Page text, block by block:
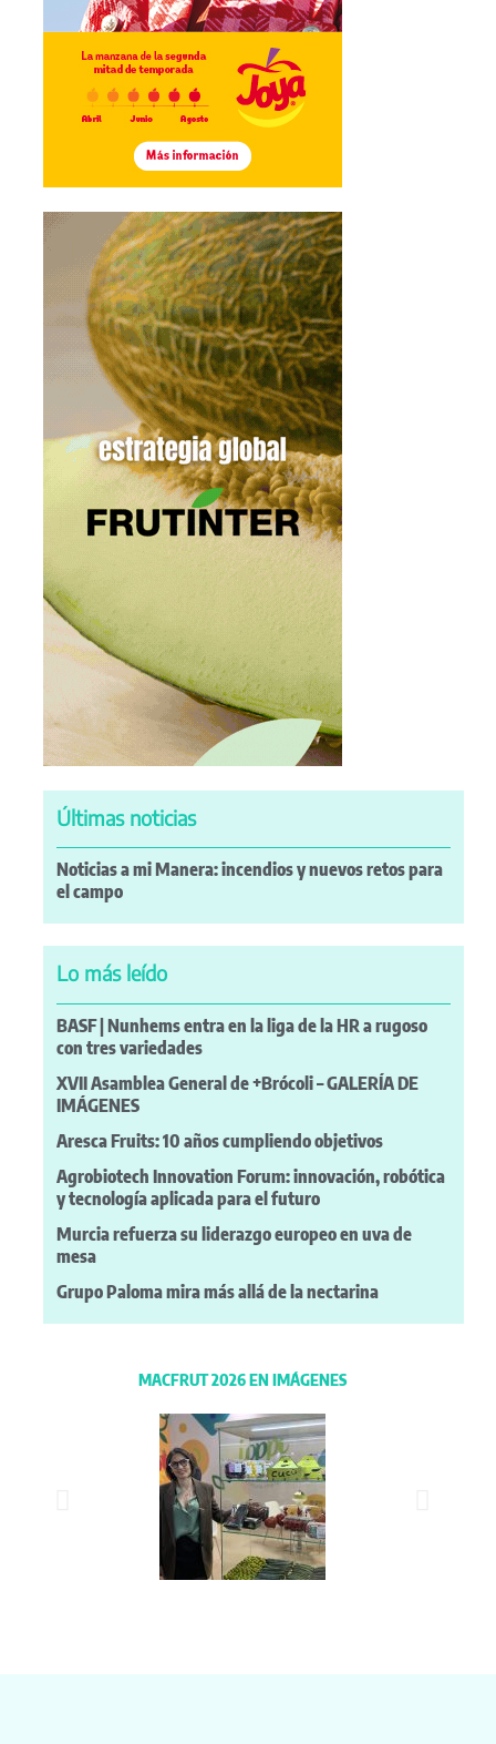
Últimas noticias
Noticias a mi Manera: incendios y nuevos retos para
el campo
Lo más leído
BASF | Nunhems entra en la liga de la HR a rugoso
con tres variedades
XVII Asamblea General de +Brócoli – GALERÍA DE
IMÁGENES
Aresca Fruits: 10 años cumpliendo objetivos
Agrobiotech Innovation Forum: innovación, robótica
y tecnología aplicada para el futuro
Murcia refuerza su liderazgo europeo en uva de
mesa
Grupo Paloma mira más allá de la nectarina
MACFRUT 2026 EN IMÁGENES